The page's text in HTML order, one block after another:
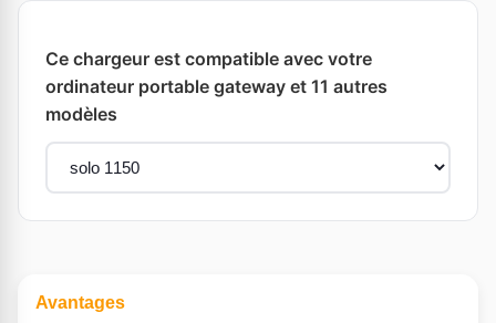
Ce chargeur est compatible avec votre
ordinateur portable gateway et 11 autres
modèles
Avantages